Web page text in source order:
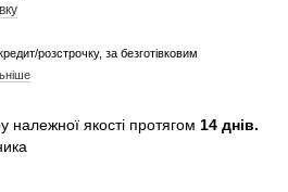
розстрочку, за безготівковим
якості протягом 14 днів.